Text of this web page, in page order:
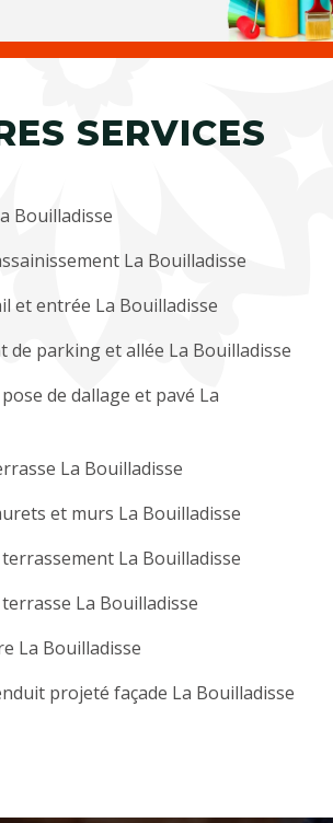
SERVICES
Bouilladisse
La Bouilladisse
et entrée La Bouilladisse
de parking et allée La Bouilladisse
de dallage et pavé La
La Bouilladisse
et murs La Bouilladisse
La Bouilladisse
La Bouilladisse
La Bouilladisse
projeté façade La Bouilladisse